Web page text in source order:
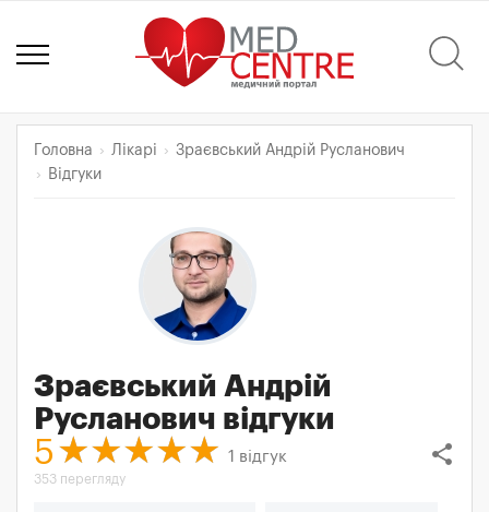
Головна Лікарі
Зраєвський Андрій Русланович
Відгуки
Зраєвський Андрій
Русланович відгуки
share
5 1 відгук
353 перегляду